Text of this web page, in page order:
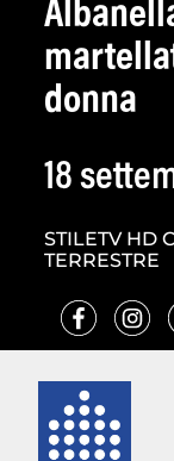
donna
18
STILETV HD
TERRESTRE